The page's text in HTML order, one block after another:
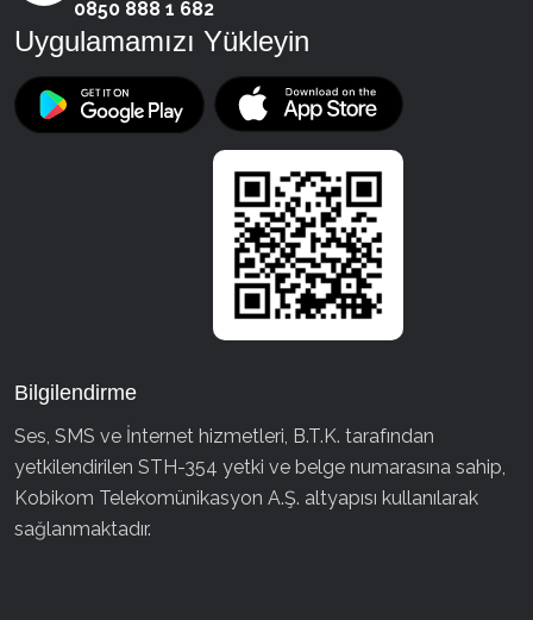
0850 888 1 682
Uygulamamızı Yükleyin
Bilgilendirme
Ses, SMS ve İnternet hizmetleri, B.T.K. tarafından
yetkilendirilen STH-354 yetki ve belge numarasına sahip,
Kobikom Telekomünikasyon A.Ş. altyapısı kullanılarak
sağlanmaktadır.